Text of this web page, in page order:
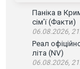
Паніка в
сім’ї (Факти)
06.08.2026,
Реал
літа (NV)
06.08.2026,